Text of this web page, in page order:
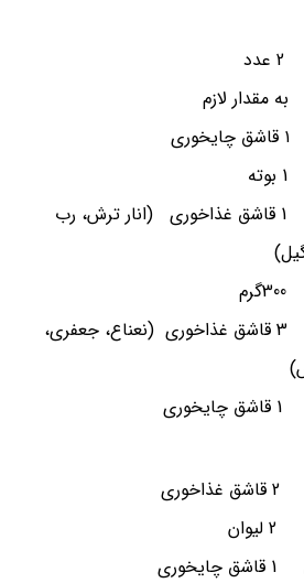
لازم
انواع رب 1 قاشق غذاخوری (انار ترش، رب
سبزی معطر خشک 3 قاشق غذاخوری (نعناع، جعفری،